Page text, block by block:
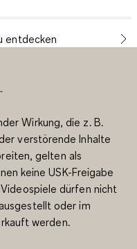
entdecken
Wirkung, die z. B.
verstörende Inhalte
gelten als
keine USK-Freigabe
dürfen nicht
oder im
werden.